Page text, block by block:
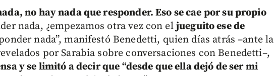
no hay nada que responder. Eso se cae por su propio
nada, ¿empezamos otra vez con el jueguito ese de
nada”, manifestó Benedetti, quien días atrás –ante la
por Sarabia sobre conversaciones con Benedetti–,
y se limitó a decir que “desde que ella dejó de ser mi